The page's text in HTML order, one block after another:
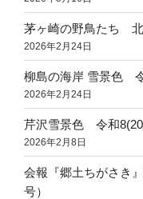
茅ヶ崎の野鳥たち
2026年2月24日
柳島の海岸 雪景色
2026年2月24日
芹沢雪景色 令和
2026年2月8日
会報『郷土ちがさき
号）